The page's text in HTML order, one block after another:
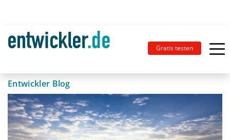
Gratis testen
Entwickler Blog